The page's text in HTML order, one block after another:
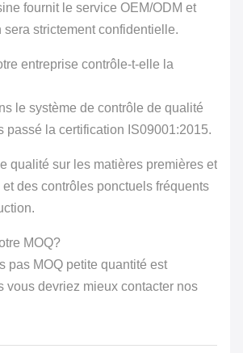
fournit le service OEM/ODM et
sera strictement confidentielle.
entreprise contrôle-t-elle la
le système de contrôle de qualité
passé la certification IS09001:2015.
qualité sur les matières premières et
et des contrôles ponctuels fréquents
MOQ?
pas MOQ petite quantité est
vous devriez mieux contacter nos